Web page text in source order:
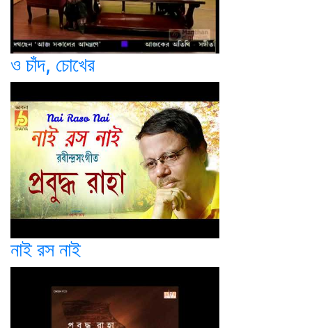
ও চাঁদ, চোখের
নাই রস নাই